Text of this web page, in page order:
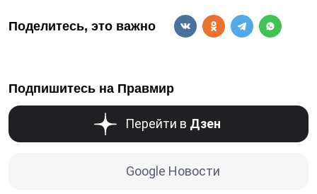
Поделитесь, это важно
Подпишитесь на Правмир
Перейти в Дзен
Google Новости